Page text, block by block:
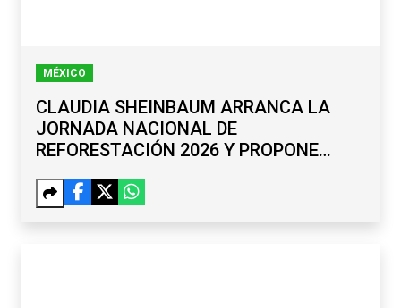
MÉXICO
CLAUDIA SHEINBAUM ARRANCA LA
JORNADA NACIONAL DE
REFORESTACIÓN 2026 Y PROPONE